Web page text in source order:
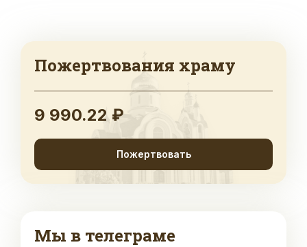
Пожертвования храму
9 990.22 ₽
Пожертвовать
Мы в телеграме